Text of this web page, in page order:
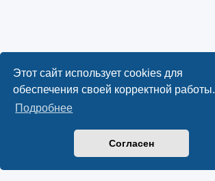
Этот сайт использует cookies для
обеспечения своей корректной работы.
Подробнее
Согласен